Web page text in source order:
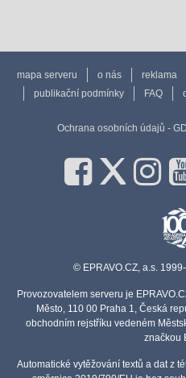
mapa serveru o nás reklama
publikační podmínky
FAQ
Ochrana osobních údajů -
© EPRAVO.CZ, a.s.
Provozovatelem serveru je
Město, 110 00 Praha 1, Česká
obchodním rejstříku vedeném
značkou
Automatické vytěžování textů a dat z